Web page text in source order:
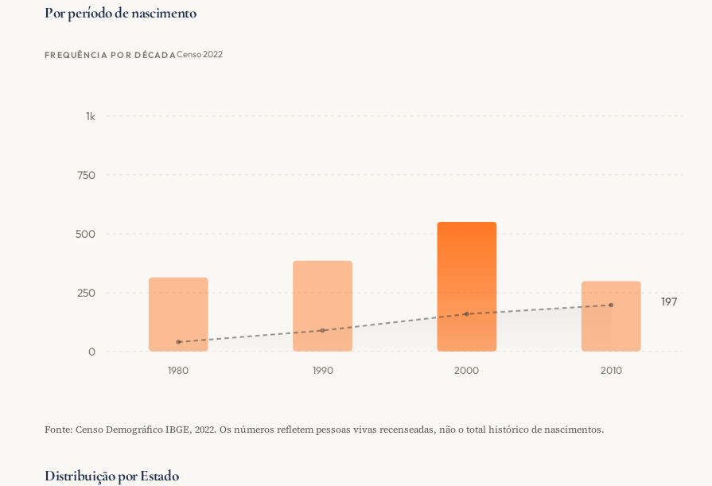
Por período de nascimento
FREQUÊNCIA POR DÉCADACenso 2022
0
250
500
750
1k
1980 1990 2000 2010
197
Fonte: Censo Demográfico IBGE, 2022. Os números refletem pessoas vivas recenseadas, não o total histórico de nascimentos.
Distribuição por Estado